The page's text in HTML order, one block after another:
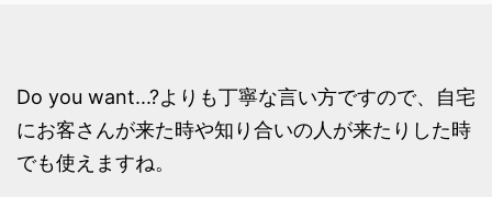
Do you want...?よりも丁寧な言い方ですので、自宅
にお客さんが来た時や知り合いの人が来たりした時
でも使えますね。